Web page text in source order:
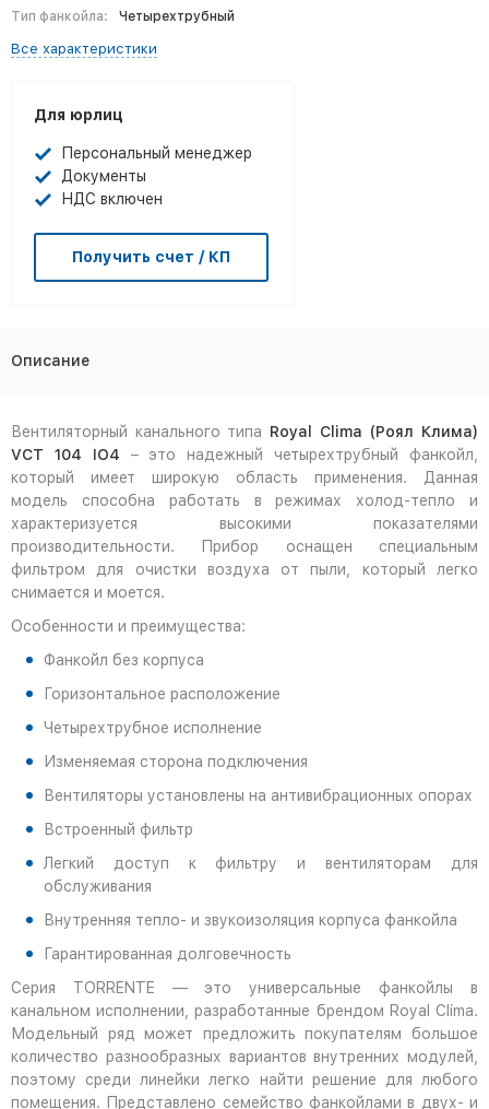
Тип фанкойла:
Четырехтрубный
Все характеристики
Для юрлиц
Персональный менеджер
Документы
НДС включен
Получить счет / КП
Описание
Вентиляторный канального типа Royal Clima (Роял Клима)
VCT 104 IO4 – это надежный четырехтрубный фанкойл,
который имеет широкую область применения. Данная
модель способна работать в режимах холод-тепло и
характеризуется высокими показателями
производительности. Прибор оснащен специальным
фильтром для очистки воздуха от пыли, который легко
снимается и моется.
Особенности и преимущества:
Фанкойл без корпуса
Горизонтальное расположение
Четырехтрубное исполнение
Изменяемая сторона подключения
Вентиляторы установлены на антивибрационных опорах
Встроенный фильтр
Легкий доступ к фильтру и вентиляторам для
обслуживания
Внутренняя тепло- и звукоизоляция корпуса фанкойла
Гарантированная долговечность
Серия TORRENTE — это универсальные фанкойлы в
канальном исполнении, разработанные брендом Royal Clima.
Модельный ряд может предложить покупателям большое
количество разнообразных вариантов внутренних модулей,
поэтому среди линейки легко найти решение для любого
помещения. Представлено семейство фанкойлами в двух- и